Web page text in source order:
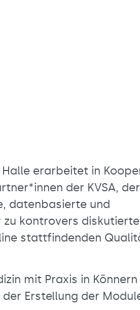
erarbeitet in
der KVSA,
datenbasierte und
kontrovers
stattfindenden
mit Praxis in Könnern
Erstellung der